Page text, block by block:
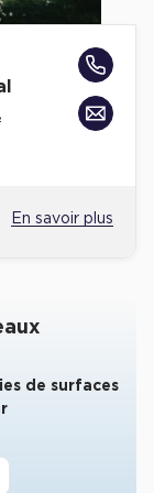
En savoir plus
de surfaces